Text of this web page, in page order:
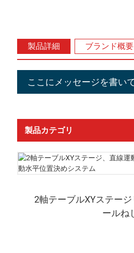
製品詳細 ブランド概要
ここにメッセージを書い
製品カテゴリ
2軸テーブルXYステー
ールね